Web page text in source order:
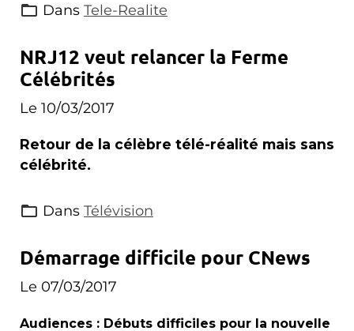
Dans Tele-Realite
NRJ12 veut relancer la Ferme
Célébrités
Le 10/03/2017
Retour de la célèbre télé-réalité mais sans
célébrité.
Dans Télévision
Démarrage difficile pour CNews
Le 07/03/2017
Audiences : Débuts difficiles pour la nouvelle